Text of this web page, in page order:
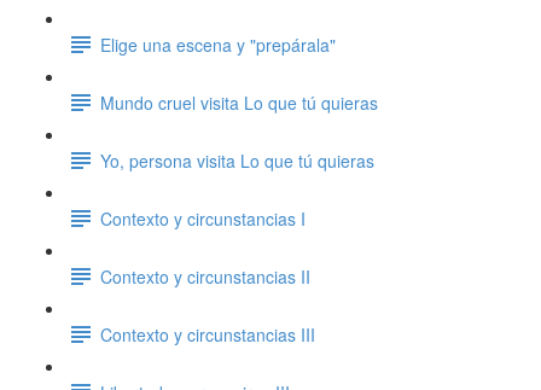
Elige una escena y "prepárala"
Mundo cruel visita Lo que tú quieras
Yo, persona visita Lo que tú quieras
Contexto y circunstancias I
Contexto y circunstancias II
Contexto y circunstancias III